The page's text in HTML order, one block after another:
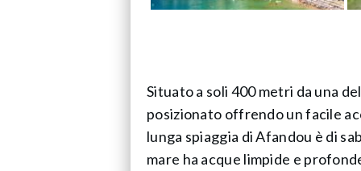
Situato a soli 400 metri da una
posizionato offrendo un facile
lunga spiaggia di Afandou è di
mare ha acque limpide e